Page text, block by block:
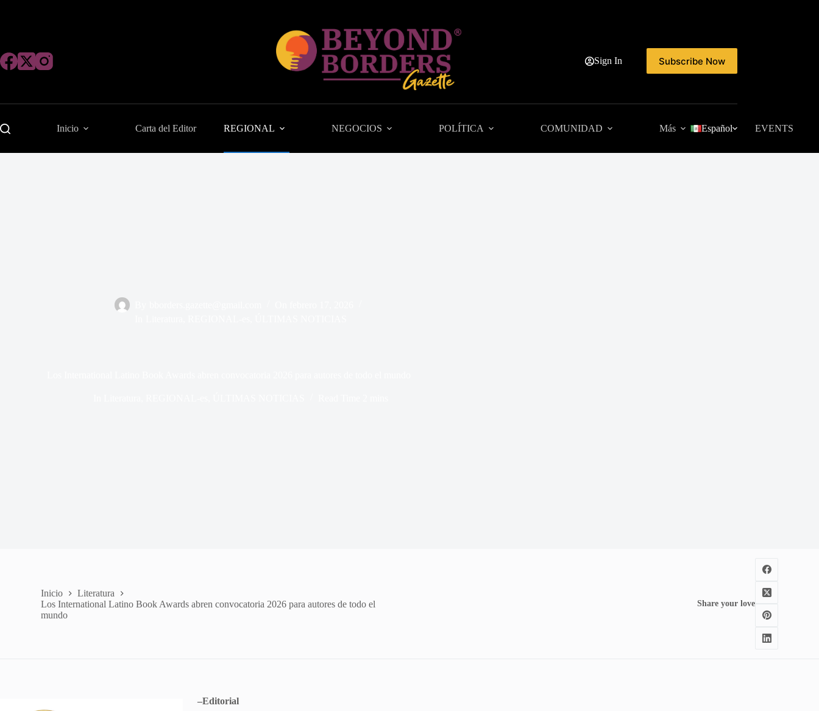
Sign In Subscribe Now
Inicio Carta del Editor REGIONAL NEGOCIOS POLÍTICA COMUNIDAD Más EVENTS
Español
Inicio
Literatura
Los International Latino Book Awards abren convocatoria 2026 para autores de todo el
mundo
Share your love
–Editorial